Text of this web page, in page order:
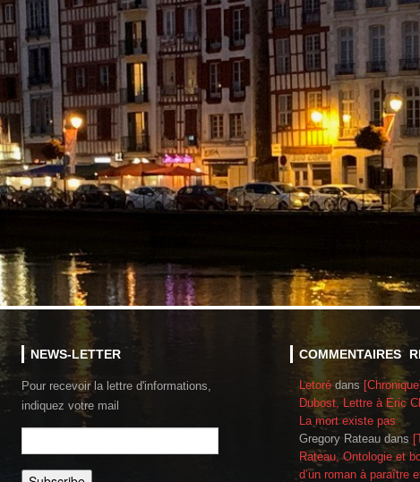
NEWS-LETTER
Pour recevoir la lettre d'informations,
indiquez votre mail
COMMENTAIRES
Letoré dans
Dubost, Lettre à Eric
La mort existe pas
Gregory Rateau dans
Rateau, Ontologie et
d’un roman à paraître